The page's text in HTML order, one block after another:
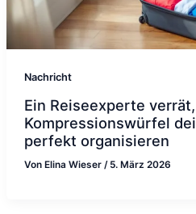
Nachricht
Ein Reiseexperte
Kompressionswürfel
perfekt organisieren
Von Elina Wieser / 5. März 2026